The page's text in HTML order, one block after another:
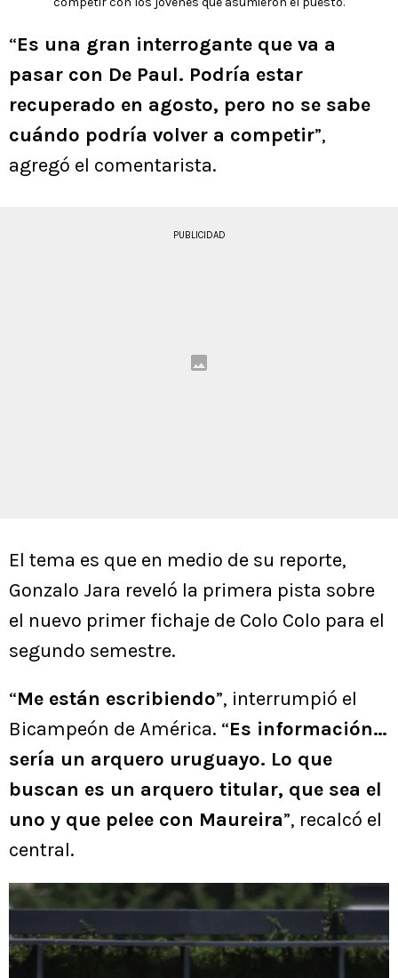
“Es una gran interrogante que va a
pasar con De Paul. Podría estar
recuperado en agosto, pero no se sabe
cuándo podría volver a competir”,
agregó el comentarista.
PUBLICIDAD
El tema es que en medio de su reporte,
Gonzalo Jara reveló la primera pista sobre
el nuevo primer fichaje de Colo Colo para el
segundo semestre.
“Me están escribiendo”, interrumpió el
Bicampeón de América. “Es información…
sería un arquero uruguayo. Lo que
buscan es un arquero titular, que sea el
uno y que pelee con Maureira”, recalcó el
central.